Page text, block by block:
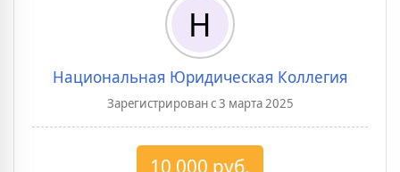
Н
Национальная Юридическая Коллегия
Зарегистрирован с 3 марта 2025
10 000 руб.